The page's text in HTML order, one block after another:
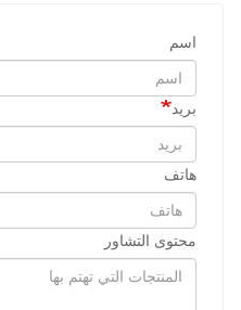
اسم
بريد
هاتف
محتوى التشاور